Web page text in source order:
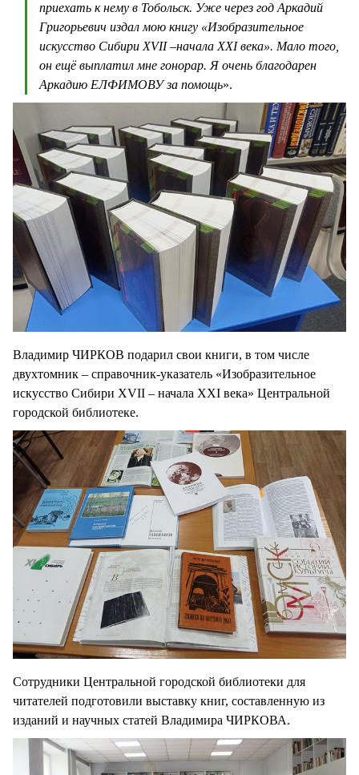
приехать к нему в Тобольск. Уже через год Аркадий
Григорьевич издал мою книгу «Изобразительное
искусство Сибири XVII –начала XXI века». Мало того,
он ещё выплатил мне гонорар. Я очень благодарен
Аркадию ЕЛФИМОВУ за помощь».
Владимир ЧИРКОВ подарил свои книги, в том числе
двухтомник – справочник-указатель «Изобразительное
искусство Сибири XVII – начала XXI века» Центральной
городской библиотеке.
Сотрудники Центральной городской библиотеки для
читателей подготовили выставку книг, составленную из
изданий и научных статей Владимира ЧИРКОВА.